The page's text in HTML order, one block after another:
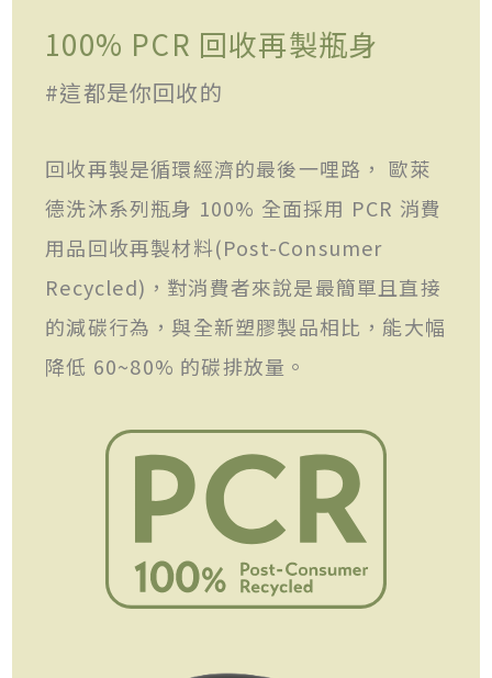
100% PCR 回收再製瓶身
#這都是你回收的
回收再製是循環經濟的最後一哩路， 歐萊
德洗沐系列瓶身 100% 全面採用 PCR 消費
用品回收再製材料(Post-Consumer
Recycled)，對消費者來說是最簡單且直接
的減碳行為，與全新塑膠製品相比，能大幅
降低 60~80% 的碳排放量。